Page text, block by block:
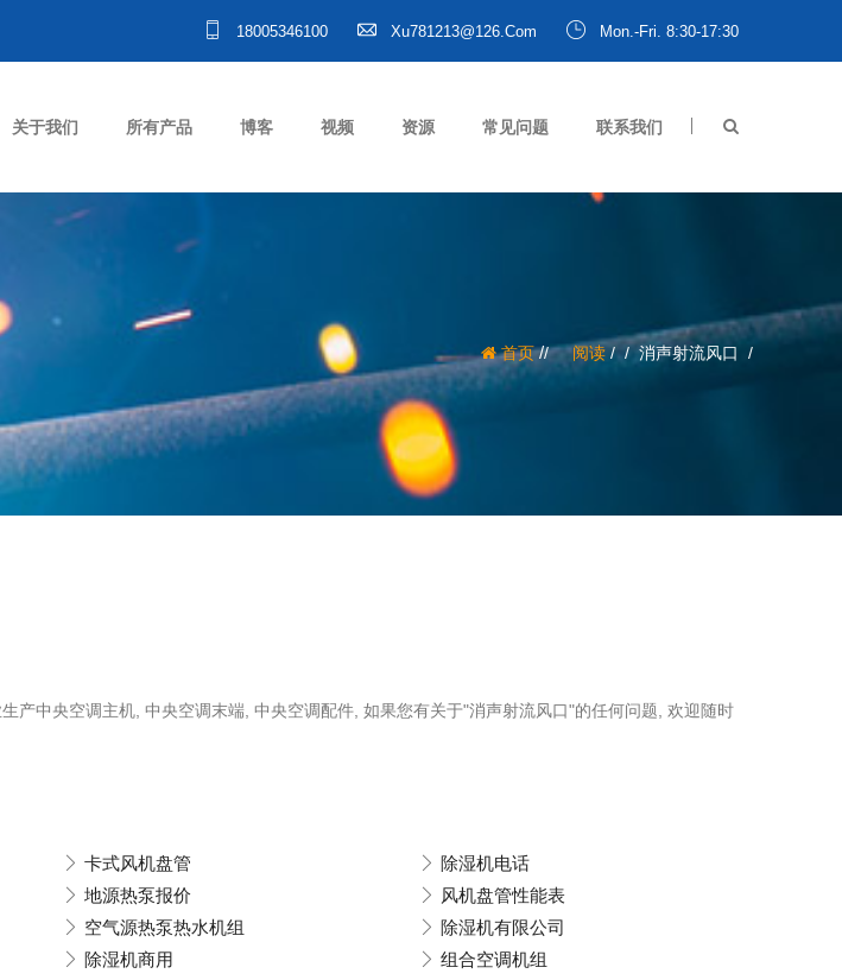
18005346100 Xu781213@126.com Mon.-Fri. 8:30-17:30
关于我们 所有产品 博客 视频 资源 常见问题 联系我们
首页/ 阅读/ 消声射流风口
产中央空调主机, 中央空调末端, 中央空调配件, 如果您有关于"消声射流风口"的任何问题, 欢迎随时
卡式风机盘管
除湿机电话
地源热泵报价
风机盘管性能表
空气源热泵热水机组
除湿机有限公司
除湿机商用
组合空调机组